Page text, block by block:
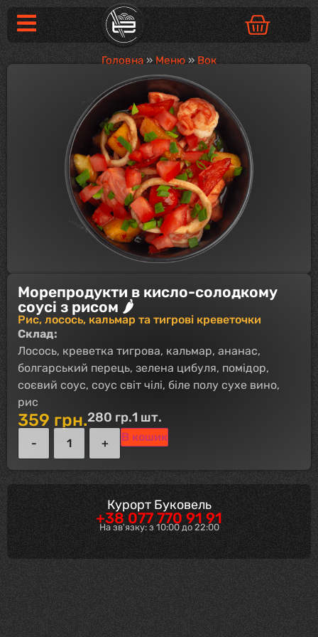
Головна » Меню » Вок
Морепродукти в кисло-солодкому
соусі з рисом 🌶
Рис, лосось, кальмар та тигрові креветочки
Склад:
Лосось, креветка тигрова, кальмар, ананас,
болгарський перець, зелена цибуля, помідор,
соєвий соус, соус світ чілі, біле полу сухе вино,
рис
359 грн.280 гр.1 шт.
В кошик
Курорт Буковель
+38 077 770 91 91
На зв'язку: з 10:00 до 22:00